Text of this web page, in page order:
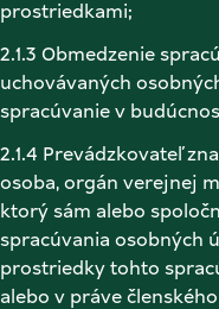
prostriedkami;
2.1.3 Obmedzenie
uchovávaných
spracúvanie v
2.1.4 Prevádzkovateľ
osoba, orgán verejnej
ktorý sám alebo
spracúvania osobných
prostriedky tohto
alebo v práve